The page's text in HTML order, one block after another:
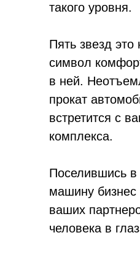
такого уровня.
Пять звезд
символ
в ней.
прокат
встретится с
комплекса.
Поселившись в
машину бизнес
ваших
человека в